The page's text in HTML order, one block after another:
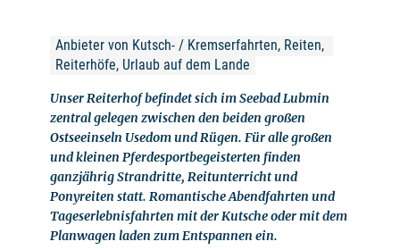
Anbieter von Kutsch- / Kremserfahrten, Reiten,
Reiterhöfe, Urlaub auf dem Lande
Unser Reiterhof befindet sich im Seebad Lubmin
zentral gelegen zwischen den beiden großen
Ostseeinseln Usedom und Rügen. Für alle großen
und kleinen Pferdesportbegeisterten finden
ganzjährig Strandritte, Reitunterricht und
Ponyreiten statt. Romantische Abendfahrten und
Tageserlebnisfahrten mit der Kutsche oder mit dem
Planwagen laden zum Entspannen ein.